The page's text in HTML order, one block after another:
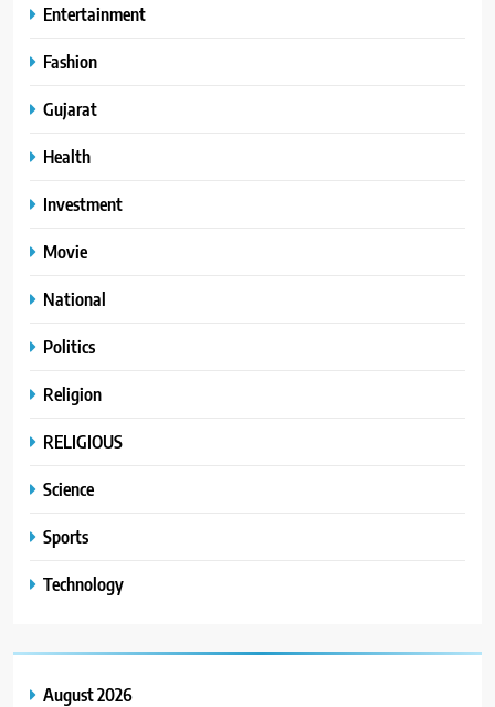
Entertainment
Fashion
Gujarat
Health
Investment
Movie
National
Politics
Religion
RELIGIOUS
Science
Sports
Technology
August 2026